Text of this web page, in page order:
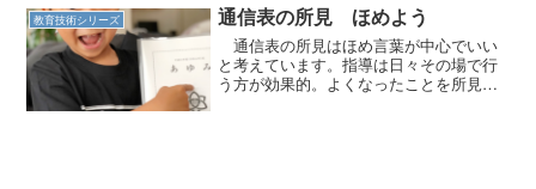
教育技術シリーズ 通信表の所見 ほめよう
通信表の所見はほめ言葉が中心でいい
と考えています。指導は日々その場で行
う方が効果的。よくなったことを所見で